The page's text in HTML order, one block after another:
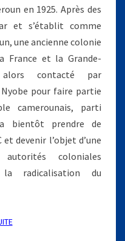
en 1925. Après des
et s’établit comme
une ancienne colonie
France et la Grande-
contacté par
pour faire partie
camerounais, parti
bientôt prendre de
et devenir l’objet d’une
coloniales
radicalisation du
LIRE LA SUITE